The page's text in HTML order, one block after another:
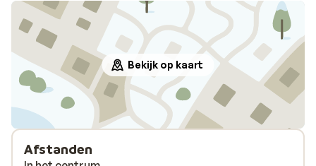
Bekijk op kaart
Afstanden